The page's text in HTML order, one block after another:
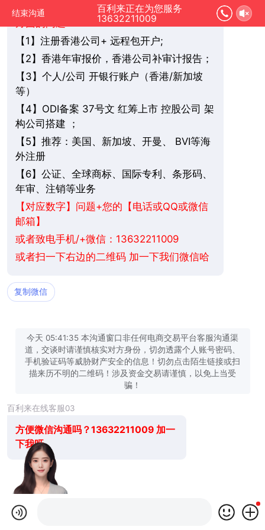
结束沟通
百利来正在为您服务
13632211009
您好，我是在线人工客服，您是想要了解哪
【 1】注册香港公司+ 远程包开户;
【 2】香港年审报价，香港公司补审计报告；
【 3】个人/公司 开银行账户（香港/新加坡
等）
【 4】ODI备案 37号文 红筹上市 控股公司 架
构公司搭建 ；
【 5】推荐：美国、新加坡、 开曼、 BVI等海
外注册
【 6】公证、全球商标、国际专利、条形码、
年审、注销等业务
【对应数字】问题+您的【电话或QQ或微信
邮箱】
或者致电手机/+微信：13632211009
或者扫一下右边的二维码 加一下我们微信哈
复制微信
今天 05:41:35 本沟通窗口非任何电商交易平台客服沟通渠
道，交谈时请谨慎核实对方身份，切勿透露个人账号密码、
手机验证码等威胁财产安全的信息！切勿点击陌生链接或扫
描来历不明的二维码！涉及资金交易请谨慎，以免上当受
骗！
百利来在线客服03
方便微信沟通吗？13632211009 加一
下我呀